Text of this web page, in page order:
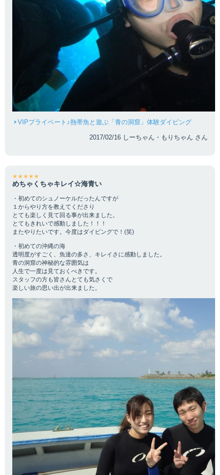
VIPプライベート♪熱帯魚と遊ぶ「青の洞窟」体験ダイビング
2017/02/16 しーちゃん・もりちゃん さん
★★★★★
めちゃくちゃキレイ☆海青い
・初めてのシュノーケルだったんですが
１からやり方を教えてくださり
とても楽しく見て回る事が出来ました。
とてもきれいで感動しました！！！
またやりたいです。今度はダイビングで！(笑)
・初めての沖縄の海
透明度がすごく、魚達の多さ、キレイさに感動しました。
青の洞窟の神秘的な雰囲気は
人生で一度は見ておくべきです。
スタッフの方も皆さんとても気さくで
楽しい旅の思い出が出来ました。